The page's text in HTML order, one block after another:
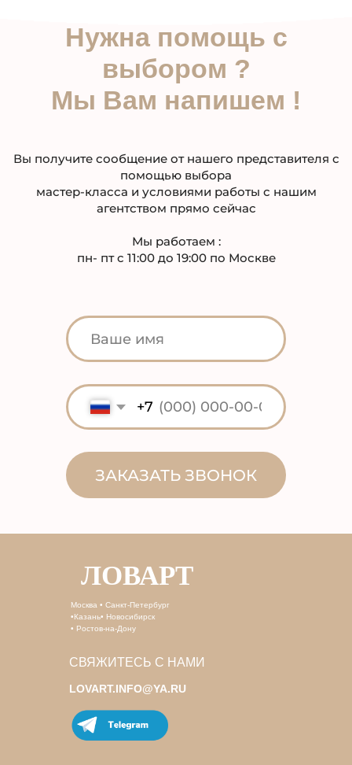
ЛОВАРТ
Москва • Санкт-Петербург
•Казань• Новосибирск
• Ростов-на-Дону
СВЯЖИТЕСЬ С НАМИ
LOVART.INFO@YA.RU